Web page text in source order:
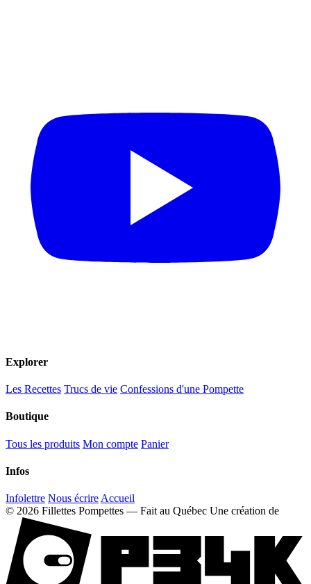
Explorer
Les Recettes Trucs de vie Confessions d'une Pompette
Boutique
Tous les produits Mon compte Panier
Infos
Infolettre Nous écrire Accueil
© 2026 Fillettes Pompettes — Fait au Québec Une création de